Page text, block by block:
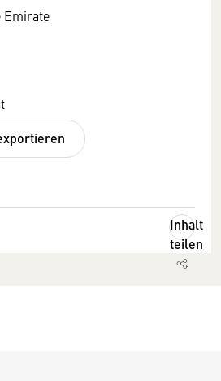
Emirate
Inhalt
teilen